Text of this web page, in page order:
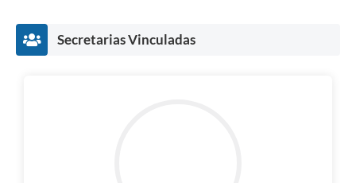
Secretarias Vinculadas